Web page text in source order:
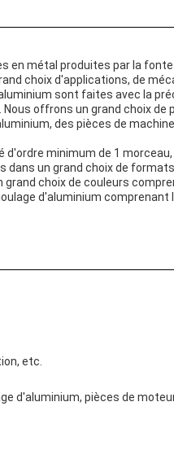
en métal produites par la
choix d'applications, de
sont faites avec la
offrons un grand choix de
des pièces de
minimum de 1
un grand choix de
choix de couleurs
d'aluminium comprenant
etc.
d'aluminium, pièces de